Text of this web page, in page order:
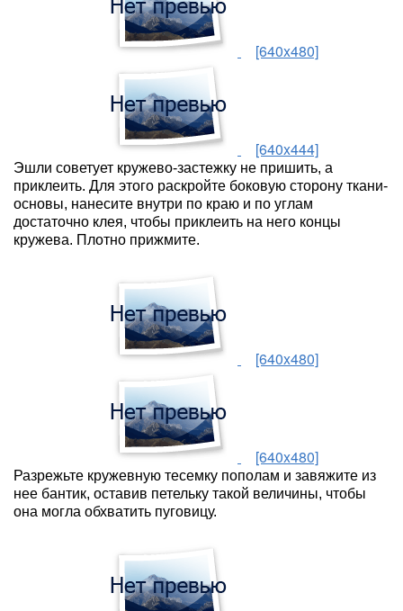
[640x480]
[640x444]
Эшли советует кружево-застежку не пришить, а
приклеить. Для этого раскройте боковую сторону ткани-
основы, нанесите внутри по краю и по углам
достаточно клея, чтобы приклеить на него концы
кружева. Плотно прижмите.
[640x480]
[640x480]
Разрежьте кружевную тесемку пополам и завяжите из
нее бантик, оставив петельку такой величины, чтобы
она могла обхватить пуговицу.